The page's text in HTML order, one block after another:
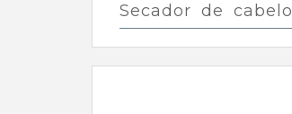
Secador de cabelo